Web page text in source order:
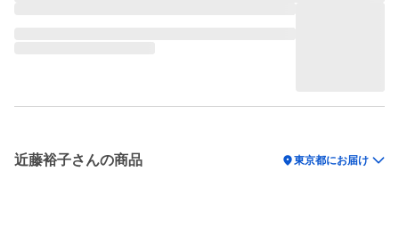
近藤裕子さんの商品 location_on東京都にお届け